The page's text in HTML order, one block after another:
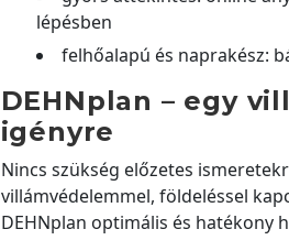
lépésben
felhőalapú és naprakész:
DEHNplan – egy
igényre
Nincs szükség előzetes
villámvédelemmel, földeléssel
DEHNplan optimális és hatékony